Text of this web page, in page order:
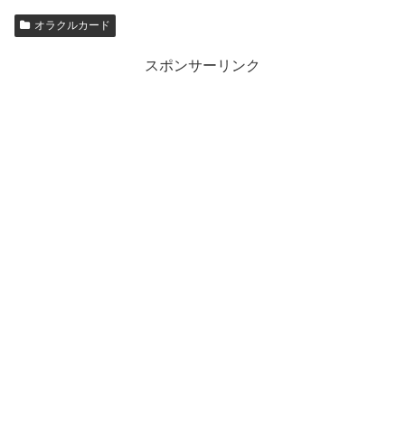
オラクルカード
スポンサーリンク